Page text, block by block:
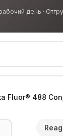
день ·
Fluor® 488